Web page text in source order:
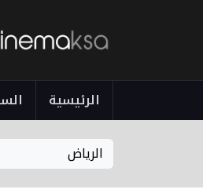
الرئيسية
الرياض